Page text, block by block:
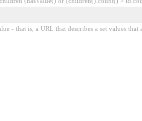
- that is, a URL that describes a set values that